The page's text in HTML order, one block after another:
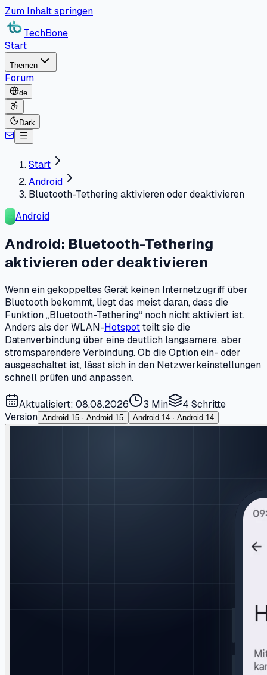
Zum Inhalt springen
TechBone
Start
Themen
Forum
de
Dark
Start
Android
Bluetooth-Tethering aktivieren oder deaktivieren
Android
Android: Bluetooth-Tethering
aktivieren oder deaktivieren
Wenn ein gekoppeltes Gerät keinen Internetzugriff über
Bluetooth bekommt, liegt das meist daran, dass die
Funktion „Bluetooth-Tethering“ noch nicht aktiviert ist.
Anders als der WLAN-Hotspotteilt sie die
Datenverbindung über eine deutlich langsamere, aber
stromsparendere Verbindung. Ob die Option ein- oder
ausgeschaltet ist, lässt sich in den Netzwerkeinstellungen
schnell prüfen und anpassen.
Aktualisiert: 08.08.2026 3 Min 4 Schritte
Version Android 15 · Android 15 Android 14 · Android 14